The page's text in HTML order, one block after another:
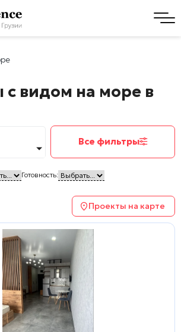
с видом на море в
Все фильтры
Готовность:
Проекты на карте